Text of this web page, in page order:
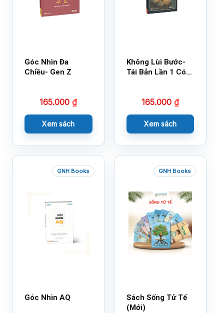
Góc Nhìn Đa
Chiều- Gen Z
165.000₫
Xem sách
Không Lùi Bước-
Tái Bản Lần 1 Có
165.000 ₫
Xem sách
GNH Books
Góc Nhìn AQ
GNH Books
Sách Sống Tử Tế
(Mới)